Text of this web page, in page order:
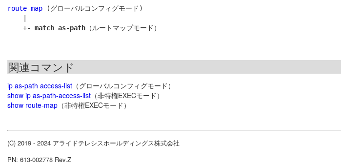
route-map (グローバルコンフィグモード)
    +-
match as-path
関連コマンド
ip as-path access-list （グローバルコンフィグモード）
show ip as-path-access-list （非特権EXECモード）
show route-map （非特権EXECモード）
(C) 2019 - 2024 アライドテレシスホールディングス株式会社
PN: 613-002778 Rev.Z